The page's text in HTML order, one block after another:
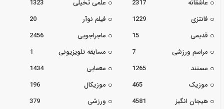
عاشقانه
2317 علمی تخیلی
1323
فانتزی
1229 فیلم نوآر
20
قدیمی
15 ماجراجویی
2456
مراسم ورزشی
7 مسابقه تلویزیونی
1
مستند
1265 معمایی
1434
موزیک
465 موزیکال
196
هیجان انگیز
4581 ورزشی
379